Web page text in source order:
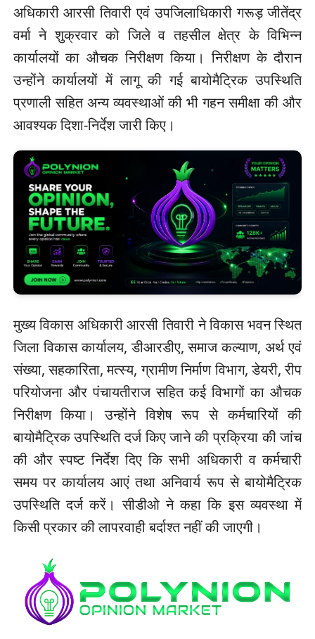
अधिकारी आरसी तिवारी एवं उपजिलाधिकारी गरूड़ जीतेंद्र
वर्मा ने शुक्रवार को जिले व तहसील क्षेत्र के विभिन्न
कार्यालयों का औचक निरीक्षण किया। निरीक्षण के दौरान
उन्होंने कार्यालयों में लागू की गई बायोमैट्रिक उपस्थिति
प्रणाली सहित अन्य व्यवस्थाओं की भी गहन समीक्षा की और
आवश्यक दिशा-निर्देश जारी किए।
मुख्य विकास अधिकारी आरसी तिवारी ने विकास भवन स्थित
जिला विकास कार्यालय, डीआरडीए, समाज कल्याण, अर्थ एवं
संख्या, सहकारिता, मत्स्य, ग्रामीण निर्माण विभाग, डेयरी, रीप
परियोजना और पंचायतीराज सहित कई विभागों का औचक
निरीक्षण किया। उन्होंने विशेष रूप से कर्मचारियों की
बायोमैट्रिक उपस्थिति दर्ज किए जाने की प्रक्रिया की जांच
की और स्पष्ट निर्देश दिए कि सभी अधिकारी व कर्मचारी
समय पर कार्यालय आएं तथा अनिवार्य रूप से बायोमैट्रिक
उपस्थिति दर्ज करें। सीडीओ ने कहा कि इस व्यवस्था में
किसी प्रकार की लापरवाही बर्दाश्त नहीं की जाएगी।